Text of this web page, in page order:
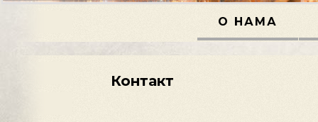
О НАМА
Контакт